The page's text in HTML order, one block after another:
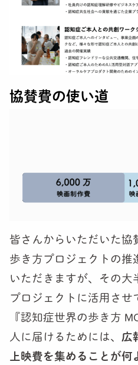
協賛費の使い道
皆さんからいただいた協
歩き方プロジェクトの推
いただきますが、その
プロジェクトに活用さ
『認知症世界の歩き方
人に届けるためには、 広
上映費を集めることが何